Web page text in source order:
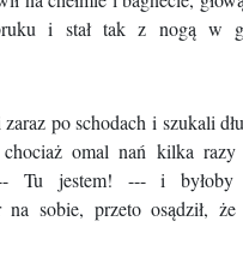
i stał tak z nogą w
po schodach i szukali
omal nań kilka razy
Tu jestem! --- i
na sobie, przeto osądził,